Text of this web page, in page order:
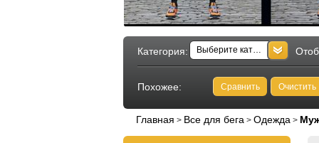
Категория: Выберите категорию
Похожее: Сравнить Очистить
Главная > Все для бега> Одежда>